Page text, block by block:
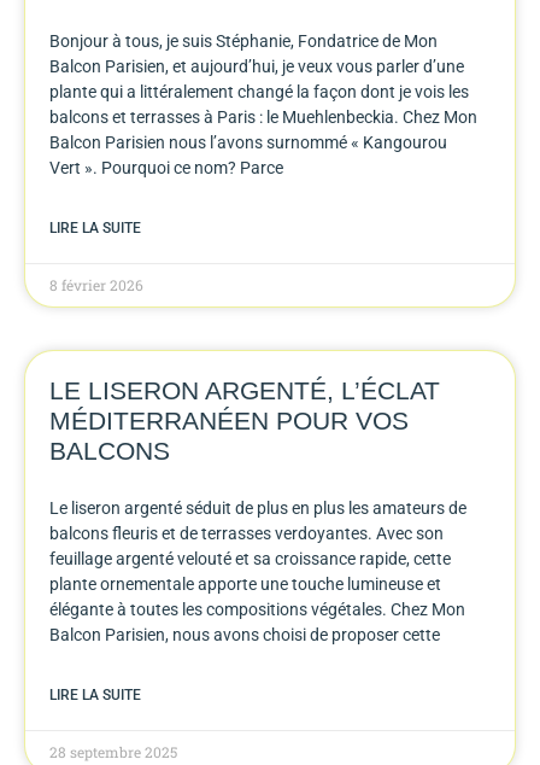
Bonjour à tous, je suis Stéphanie, Fondatrice de Mon
Balcon Parisien, et aujourd’hui, je veux vous parler d’une
plante qui a littéralement changé la façon dont je vois les
balcons et terrasses à Paris : le Muehlenbeckia. Chez Mon
Balcon Parisien nous l’avons surnommé « Kangourou
Vert ». Pourquoi ce nom? Parce
LIRE LA SUITE
8 février 2026
LE LISERON ARGENTÉ, L’ÉCLAT
MÉDITERRANÉEN POUR VOS
BALCONS
Le liseron argenté séduit de plus en plus les amateurs de
balcons fleuris et de terrasses verdoyantes. Avec son
feuillage argenté velouté et sa croissance rapide, cette
plante ornementale apporte une touche lumineuse et
élégante à toutes les compositions végétales. Chez Mon
Balcon Parisien, nous avons choisi de proposer cette
LIRE LA SUITE
28 septembre 2025